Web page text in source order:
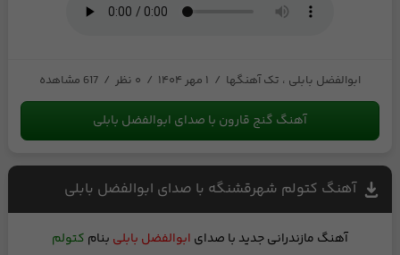
ابوالفضل بابلی ، تک آهنگها / ۱ مهر ۱۴۰۴ / ۰ نظر / 617 مشاهده
آهنگ گنج قارون با صدای ابوالفضل بابلی
آهنگ کتولم شهرقشنگه با صدای ابوالفضل بابلی
آهنگ مازندرانی جدید با صدای ابوالفضل بابلی بنام کتولم